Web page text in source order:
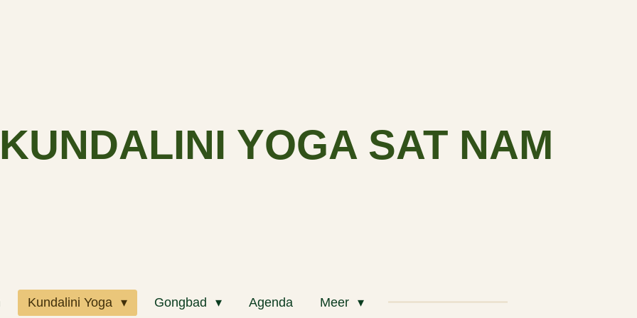
KUNDALINI YOGA SAT NAM
Kundalini Yoga Gongbad Agenda Meer